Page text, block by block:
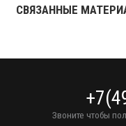
СВЯЗАННЫЕ
Звоните чтобы